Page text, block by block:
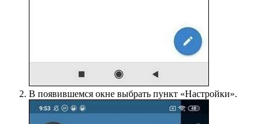
В появившемся окне выбрать пункт «Настройки».